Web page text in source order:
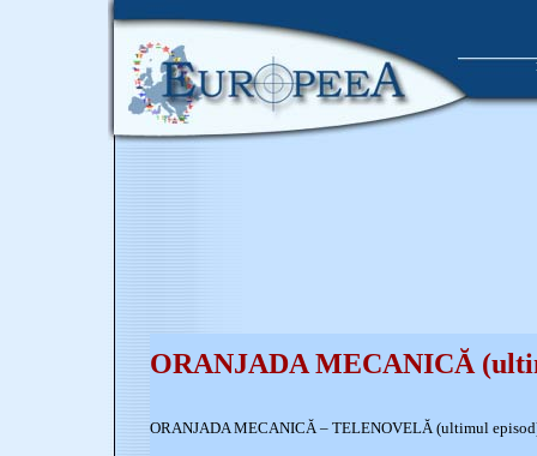
ORANJADA MECANICĂ
ORANJADA MECANICĂ – TELENOVELĂ (ultimul